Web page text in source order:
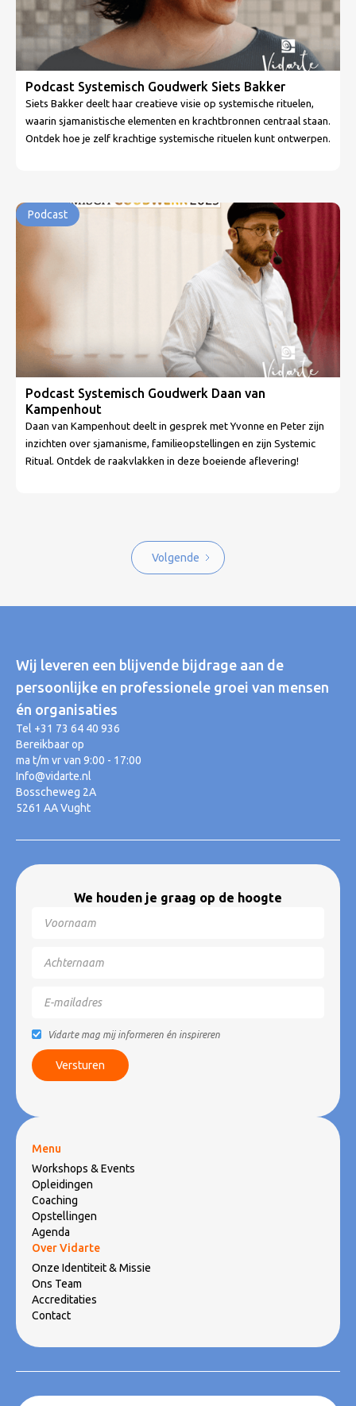
Podcast Systemisch Goudwerk Siets Bakker
Siets Bakker deelt haar creatieve visie op systemische rituelen,
waarin sjamanistische elementen en krachtbronnen centraal staan.
Ontdek hoe je zelf krachtige systemische rituelen kunt ontwerpen.
Podcast Systemisch Goudwerk Daan van
Kampenhout
Daan van Kampenhout deelt in gesprek met Yvonne en Peter zijn
inzichten over sjamanisme, familieopstellingen en zijn Systemic
Ritual. Ontdek de raakvlakken in deze boeiende aflevering!
Podcast
Volgende
Wij leveren een blijvende bijdrage aan de
persoonlijke en professionele groei van mensen
én organisaties
Tel +31 73 64 40 936
Bereikbaar op
ma t/m vr van 9:00 - 17:00
Info@vidarte.nl
Bosscheweg 2A
5261 AA Vught
We houden je graag op de hoogte
Vidarte mag mij informeren én inspireren
Menu
Workshops & Events
Opleidingen
Coaching
Opstellingen
Agenda
Over Vidarte
Onze Identiteit & Missie
Ons Team
Accreditaties
Contact